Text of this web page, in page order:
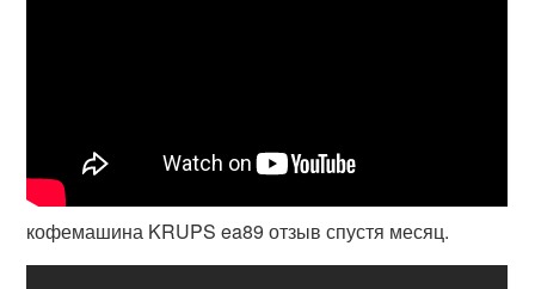
кофемашина KRUPS ea89 отзыв спустя месяц.